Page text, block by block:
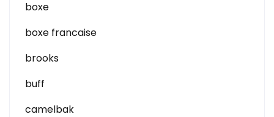
boxe
boxe francaise
brooks
buff
camelbak